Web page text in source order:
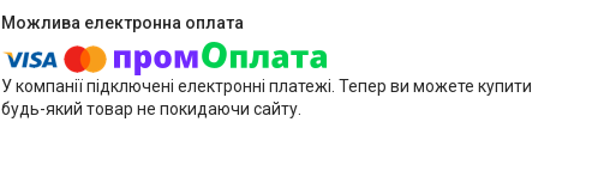
У компанії підключені електронні платежі. Тепер ви можете купити
будь-який товар не покидаючи сайту.